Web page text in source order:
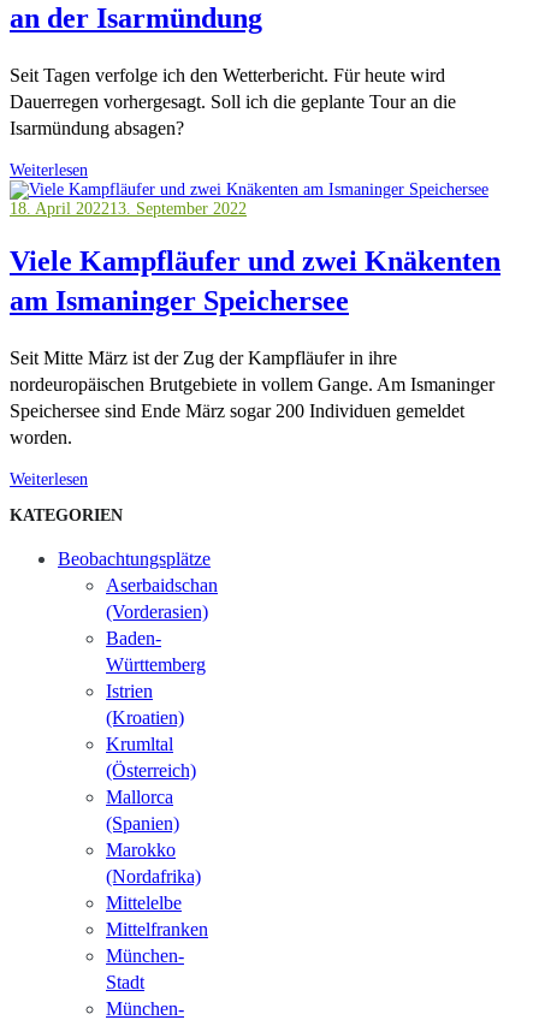
an der Isarmündung
Seit Tagen verfolge ich den Wetterbericht. Für heute wird
Dauerregen vorhergesagt. Soll ich die geplante Tour an die
Isarmündung absagen?
Weiterlesen
18. April 202213. September 2022
Viele Kampfläufer und zwei Knäkenten
am Ismaninger Speichersee
Seit Mitte März ist der Zug der Kampfläufer in ihre
nordeuropäischen Brutgebiete in vollem Gange. Am Ismaninger
Speichersee sind Ende März sogar 200 Individuen gemeldet
worden.
Weiterlesen
KATEGORIEN
Beobachtungsplätze
Aserbaidschan
(Vorderasien)
Baden-
Württemberg
Istrien
(Kroatien)
Krumltal
(Österreich)
Mallorca
(Spanien)
Marokko
(Nordafrika)
Mittelelbe
Mittelfranken
München-
Stadt
München-